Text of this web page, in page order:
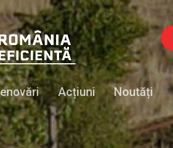
Acțiuni Noutăți